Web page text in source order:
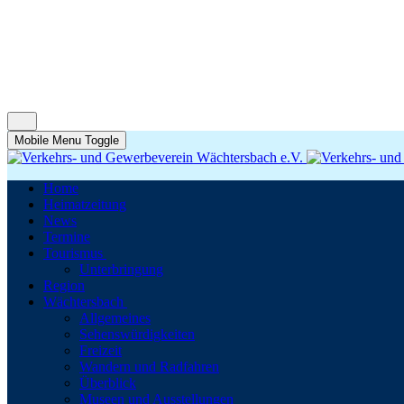
Mobile Menu Toggle
Home
Heimatzeitung
News
Termine
Tourismus
Unterbringung
Region
Wächtersbach
Allgemeines
Sehenswürdigkeiten
Freizeit
Wandern und Radfahren
Überblick
Museen und Ausstellungen